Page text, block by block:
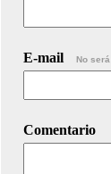
E-mail No
Comentario